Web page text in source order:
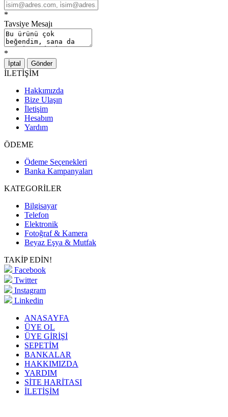
*
Tavsiye Mesajı
*
İptal Gönder
İLETİŞİM
Hakkımızda
Bize Ulaşın
İletişim
Hesabım
Yardım
ÖDEME
Ödeme Seçenekleri
Banka Kampanyaları
KATEGORİLER
Bilgisayar
Telefon
Elektronik
Fotoğraf & Kamera
Beyaz Eşya & Mutfak
TAKİP EDİN!
Facebook
Twitter
Instagram
Linkedin
ANASAYFA
ÜYE OL
ÜYE GİRİŞİ
SEPETİM
BANKALAR
HAKKIMIZDA
YARDIM
SİTE HARİTASI
İLETİŞİM